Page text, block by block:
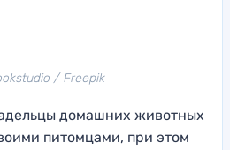
/ Freepik
домашних животных
питомцами, при этом